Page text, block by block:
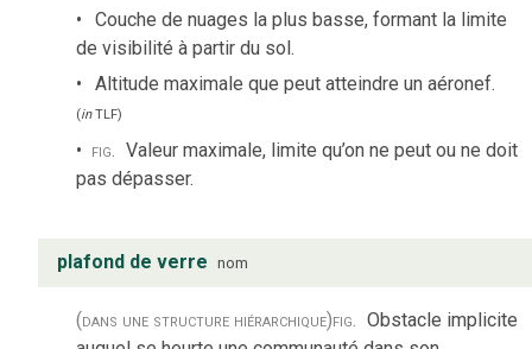
Couche de nuages la plus basse, formant la limite
de visibilité à partir du sol.
Altitude maximale que peut atteindre un aéronef.
(inTLF)
fig. Valeur maximale, limite qu’on ne peut ou ne doit
pas dépasser.
plafond de verre nom
(dans une structure hiérarchique)fig. Obstacle implicite